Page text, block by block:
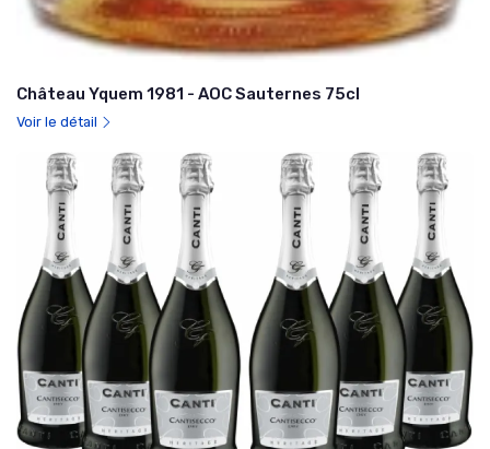
Château Yquem 1981 - AOC Sauternes 75cl
Voir le détail